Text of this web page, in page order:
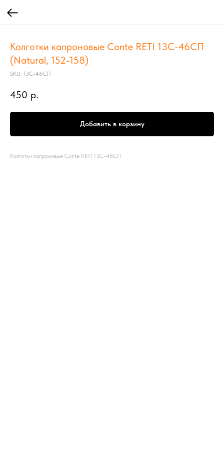
Колготки капроновые Conte RETI 13С-46СП
(Natural, 152-158)
SKU: 13С-46СП
450 р.
Добавить в корзину
Колготки капроновые Conte RETI 13С-46СП